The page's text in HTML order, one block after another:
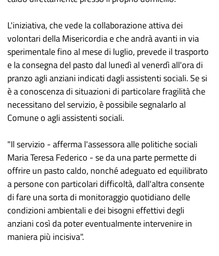
L'iniziativa, che vede la collaborazione attiva dei
volontari della Misericordia e che andrà avanti in via
sperimentale fino al mese di luglio, prevede il trasporto
e la consegna del pasto dal lunedì al venerdì all'ora di
pranzo agli anziani indicati dagli assistenti sociali. Se si
è a conoscenza di situazioni di particolare fragilità che
necessitano del servizio, è possibile segnalarlo al
Comune o agli assistenti sociali.
"Il servizio - afferma l'assessora alle politiche sociali
Maria Teresa Federico - se da una parte permette di
offrire un pasto caldo, nonché adeguato ed equilibrato
a persone con particolari difficoltà, dall'altra consente
di fare una sorta di monitoraggio quotidiano delle
condizioni ambientali e dei bisogni effettivi degli
anziani così da poter eventualmente intervenire in
maniera più incisiva".